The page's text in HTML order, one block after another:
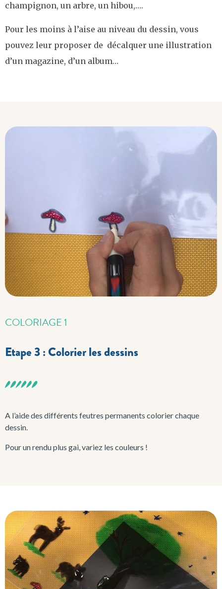
champignon, un arbre, un hibou,….
Pour les moins à l’aise au niveau du dessin, vous
pouvez leur proposer de décalquer une illustration
d’un magazine, d’un album…
COLORIAGE 1
Etape 3 : Colorier les dessins
A l’aide des différents feutres permanents colorier chaque
dessin.
Pour un rendu plus gai, variez les couleurs !